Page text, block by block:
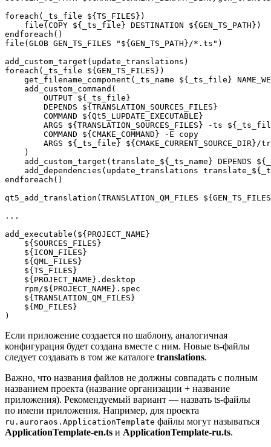
foreach(_ts_file ${TS_FILES})
    file(COPY ${_ts_file} DESTINATION ${GEN_TS_PATH})
endforeach()
file(GLOB GEN_TS_FILES "${GEN_TS_PATH}/*.ts")
add_custom_target(update_translations)
foreach(_ts_file ${GEN_TS_FILES})
get_filename_component(_ts_name ${_ts_file}
    add_custom_command(
        OUTPUT ${_ts_file}
        DEPENDS ${TRANSLATION_SOURCES_FILES}
        COMMAND ${Qt5_LUPDATE_EXECUTABLE}
ARGS ${TRANSLATION_SOURCES_FILES} -ts
        COMMAND ${CMAKE_COMMAND} -E copy
ARGS ${_ts_file} ${CMAKE_CURRENT_SOURCE_DIR}/
    )
add_custom_target(translate_${_ts_name} DEPENDS
add_dependencies(update_translations
endforeach()
qt5_add_translation(TRANSLATION_QM_FILES
add_executable(${PROJECT_NAME}
    ${SOURCES_FILES}
    ${ICON_FILES}
    ${QML_FILES}
    ${TS_FILES}
    ${PROJECT_NAME}.desktop
    rpm/${PROJECT_NAME}.spec
    ${TRANSLATION_QM_FILES}
    ${MD_FILES}
Если приложение создается по шаблону, аналогичная
конфигурация будет создана вместе с ним. Новые ts-файлы
следует создавать в том же каталоге translations.
Важно, что названия файлов не должны совпадать с полным
названием проекта (название организации + название
приложения). Рекомендуемый вариант — назвать ts-файлы
по имени приложения. Например, для проекта
ru.auroraos.ApplicationTemplate файлы могут называться
ApplicationTemplate-en.ts и ApplicationTemplate-ru.ts.